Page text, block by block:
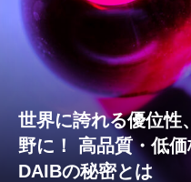
世界に誇れる優位性
野に！ 高品質・低
DAIBの秘密とは